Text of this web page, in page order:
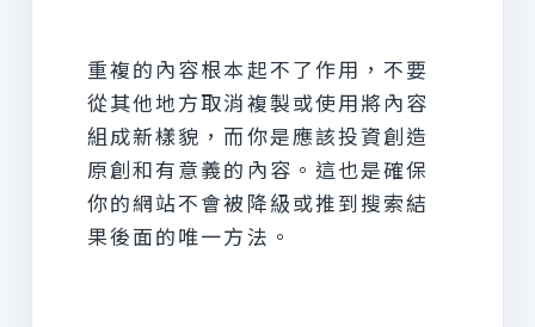
重複的內容根本起不了作用，不要
從其他地方取消複製或使用將內容
組成新樣貌，而你是應該投資創造
原創和有意義的內容。這也是確保
你的網站不會被降級或推到搜索結
果後面的唯一方法。